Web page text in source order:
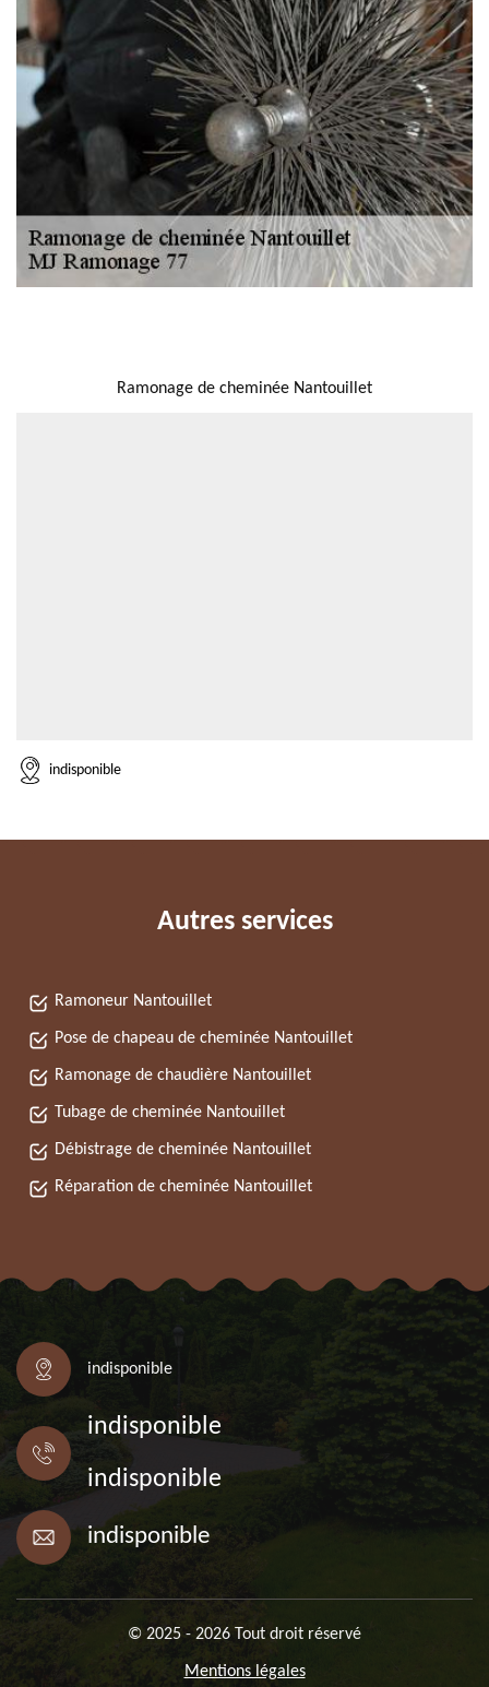
Ramonage de cheminée Nantouillet
indisponible
Autres services
Ramoneur Nantouillet
Pose de chapeau de cheminée Nantouillet
Ramonage de chaudière Nantouillet
Tubage de cheminée Nantouillet
Débistrage de cheminée Nantouillet
Réparation de cheminée Nantouillet
indisponible
indisponible
indisponible
indisponible
© 2025 - 2026 Tout droit réservé
Mentions légales